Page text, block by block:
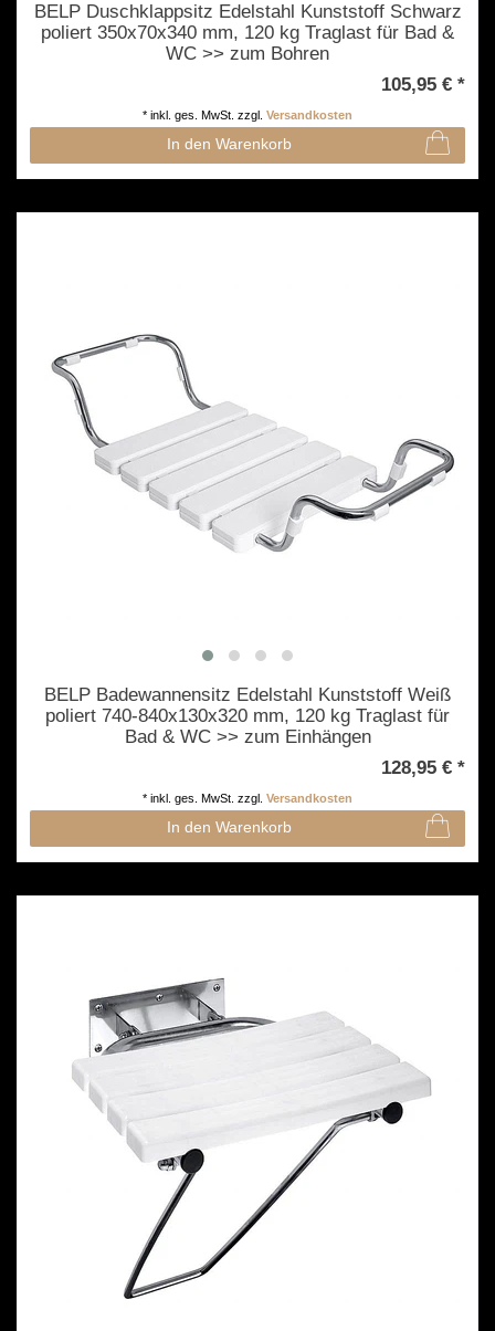
BELP Duschklappsitz Edelstahl Kunststoff Schwarz
poliert 350x70x340 mm, 120 kg Traglast für Bad &
WC >> zum Bohren
105,95 € *
In den Warenkorb
* inkl. ges. MwSt. zzgl. Versandkosten
BELP Badewannensitz Edelstahl Kunststoff Weiß
poliert 740-840x130x320 mm, 120 kg Traglast für
Bad & WC >> zum Einhängen
128,95 € *
In den Warenkorb
* inkl. ges. MwSt. zzgl. Versandkosten